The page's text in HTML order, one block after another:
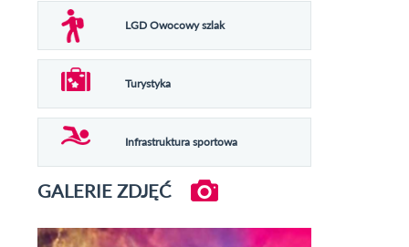
LGD Owocowy szlak
Turystyka
Infrastruktura sportowa
GALERIE ZDJĘĆ